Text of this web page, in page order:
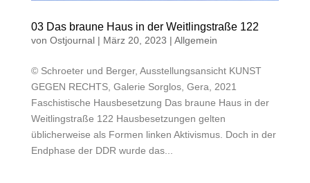
03 Das braune Haus in der Weitlingstraße 122
von Ostjournal| März 20, 2023 | Allgemein
© Schroeter und Berger, Ausstellungsansicht KUNST
GEGEN RECHTS, Galerie Sorglos, Gera, 2021
Faschistische Hausbesetzung Das braune Haus in der
Weitlingstraße 122 Hausbesetzungen gelten
üblicherweise als Formen linken Aktivismus. Doch in der
Endphase der DDR wurde das...